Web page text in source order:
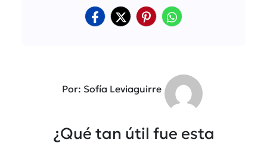
Por: Sofía Leviaguirre
¿Qué tan útil fue esta